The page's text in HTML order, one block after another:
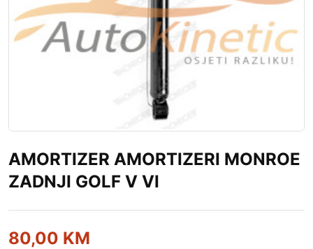
AMORTIZER AMORTIZERI MONROE
ZADNJI GOLF V VI
80,00 KM